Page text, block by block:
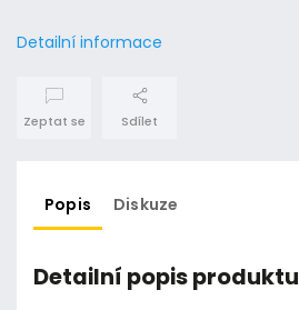
Detailní informace
Zeptat se Sdílet
Popis Diskuze
Detailní popis produktu